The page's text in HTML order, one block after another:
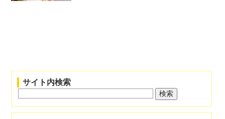
サイト内検索